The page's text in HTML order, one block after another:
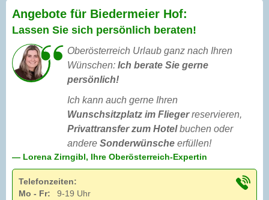
Angebote für Biedermeier Hof:
Lassen Sie sich persönlich beraten!
Oberösterreich Urlaub ganz nach Ihren
Wünschen: Ich berate Sie gerne
persönlich!
Ich kann auch gerne Ihren
Wunschsitzplatz im Fliegerreservieren,
Privattransfer zum Hotelbuchen oder
andere Sonderwünsche erfüllen!
— Lorena Zirngibl, Ihre Oberösterreich-Expertin
Telefonzeiten:
Mo - Fr:
9-19 Uhr